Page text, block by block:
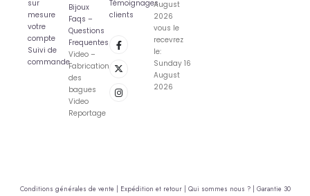
sur
mesure
votre
compte
Suivi de
commande
Bijoux
Faqs –
Questions
Frequentes
Video –
Fabrication
des
bagues
Video
Reportage
Témoignages
clients
August
2026
vous le
recevrez
le:
Sunday 16
August
2026
Conditions générales de vente | Expédition et retour | Qui sommes nous ? | Garantie 30